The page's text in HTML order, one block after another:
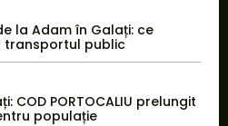
la Adam în Galați: ce
transportul public
COD PORTOCALIU prelungit
populație